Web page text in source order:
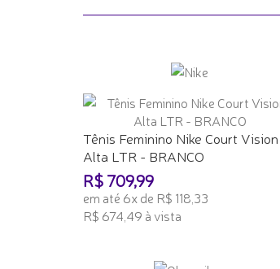
Tênis Feminino Nike Court Vision
Alta LTR - BRANCO
R$ 709,99
em até 6x de R$ 118,33
R$ 674,49 à vista